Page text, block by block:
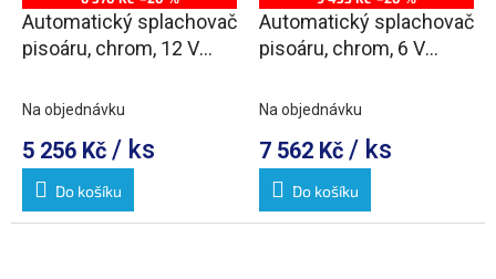
Automatický splachovač
pisoáru, chrom, 12 V
Na objednávku
5 256 Kč / ks
Do košíku
Automatický splachovač
pisoáru, chrom, 6 V
Na objednávku
7 562 Kč / ks
Do košíku